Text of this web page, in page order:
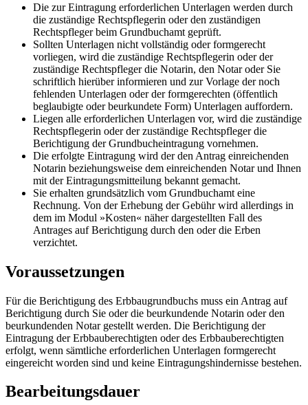
Die zur Eintragung erforderlichen Unterlagen werden durch
die zuständige Rechtspflegerin oder den zuständigen
Rechtspfleger beim Grundbuchamt geprüft.
Sollten Unterlagen nicht vollständig oder formgerecht
vorliegen, wird die zuständige Rechtspflegerin oder der
zuständige Rechtspfleger die Notarin, den Notar oder Sie
schriftlich hierüber informieren und zur Vorlage der noch
fehlenden Unterlagen oder der formgerechten (öffentlich
beglaubigte oder beurkundete Form) Unterlagen auffordern.
Liegen alle erforderlichen Unterlagen vor, wird die zuständige
Rechtspflegerin oder der zuständige Rechtspfleger die
Berichtigung der Grundbucheintragung vornehmen.
Die erfolgte Eintragung wird der den Antrag einreichenden
Notarin beziehungsweise dem einreichenden Notar und Ihnen
mit der Eintragungsmitteilung bekannt gemacht.
Sie erhalten grundsätzlich vom Grundbuchamt eine
Rechnung. Von der Erhebung der Gebühr wird allerdings in
dem im Modul »Kosten« näher dargestellten Fall des
Antrages auf Berichtigung durch den oder die Erben
verzichtet.
Voraussetzungen
Für die Berichtigung des Erbbaugrundbuchs muss ein Antrag auf
Berichtigung durch Sie oder die beurkundende Notarin oder den
beurkundenden Notar gestellt werden. Die Berichtigung der
Eintragung der Erbbauberechtigten oder des Erbbauberechtigten
erfolgt, wenn sämtliche erforderlichen Unterlagen formgerecht
eingereicht worden sind und keine Eintragungshindernisse bestehen.
Bearbeitungsdauer